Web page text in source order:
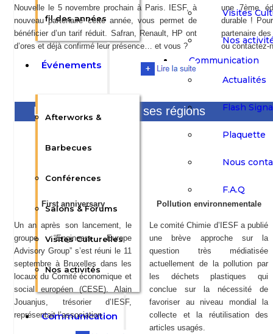
fil des années
Événements
Afterworks &
Barbecues
Conférences
Salons & Forums
Visites Culturelles
Nos activités
Communication
Visites
Nos
Communication
Actualités
Flash
Plaquette
Nous
F.A.Q
Nouvelle le 5 novembre prochain à Paris. IESF, à
nouveau partenaire cette année, vous permet de
bénéficier d’un tarif réduit. Safran, Renault, HP ont
d’ores et déjà confirmé leur présence… et vous ?
une 7ème
durable !
partenaire
ou contactez-
Les actus d’IESF et ses régions
First anniversary
Un an après son lancement, le
groupe “Engineers Europe
Advisory Group” s’est réuni le 11
septembre à Bruxelles dans les
locaux du Comité économique et
social européen (CESE). Alain
Jouanjus, trésorier d’IESF,
représentait l’association.
Pollution environnementale
Le comité Chimie d’IESF a publié
une brève approche sur la
question très médiatisée
actuellement de la pollution par
les déchets plastiques qui
conclue sur la nécessité de
favoriser au niveau mondial la
collecte et la réutilisation des
articles usagés.